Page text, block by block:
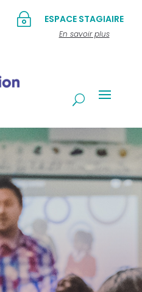
~ ESPACE STAGIAIRE
En savoir plus